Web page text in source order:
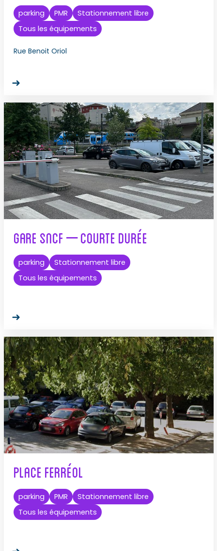
parking PMR
Stationnement libre
Tous les équipements
Rue Benoit Oriol
Gare SNCF – Courte durée
parking
Stationnement libre
Tous les équipements
Place Ferréol
parking PMR
Stationnement libre
Tous les équipements